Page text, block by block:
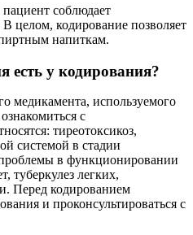
пациент соблюдает
целом, кодирование позволяет
напиткам.
есть у кодирования?
медикамента, используемого
с
тиреотоксикоз,
системой в стадии
в функционировании
туберкулез легких,
Перед кодированием
и проконсультироваться с